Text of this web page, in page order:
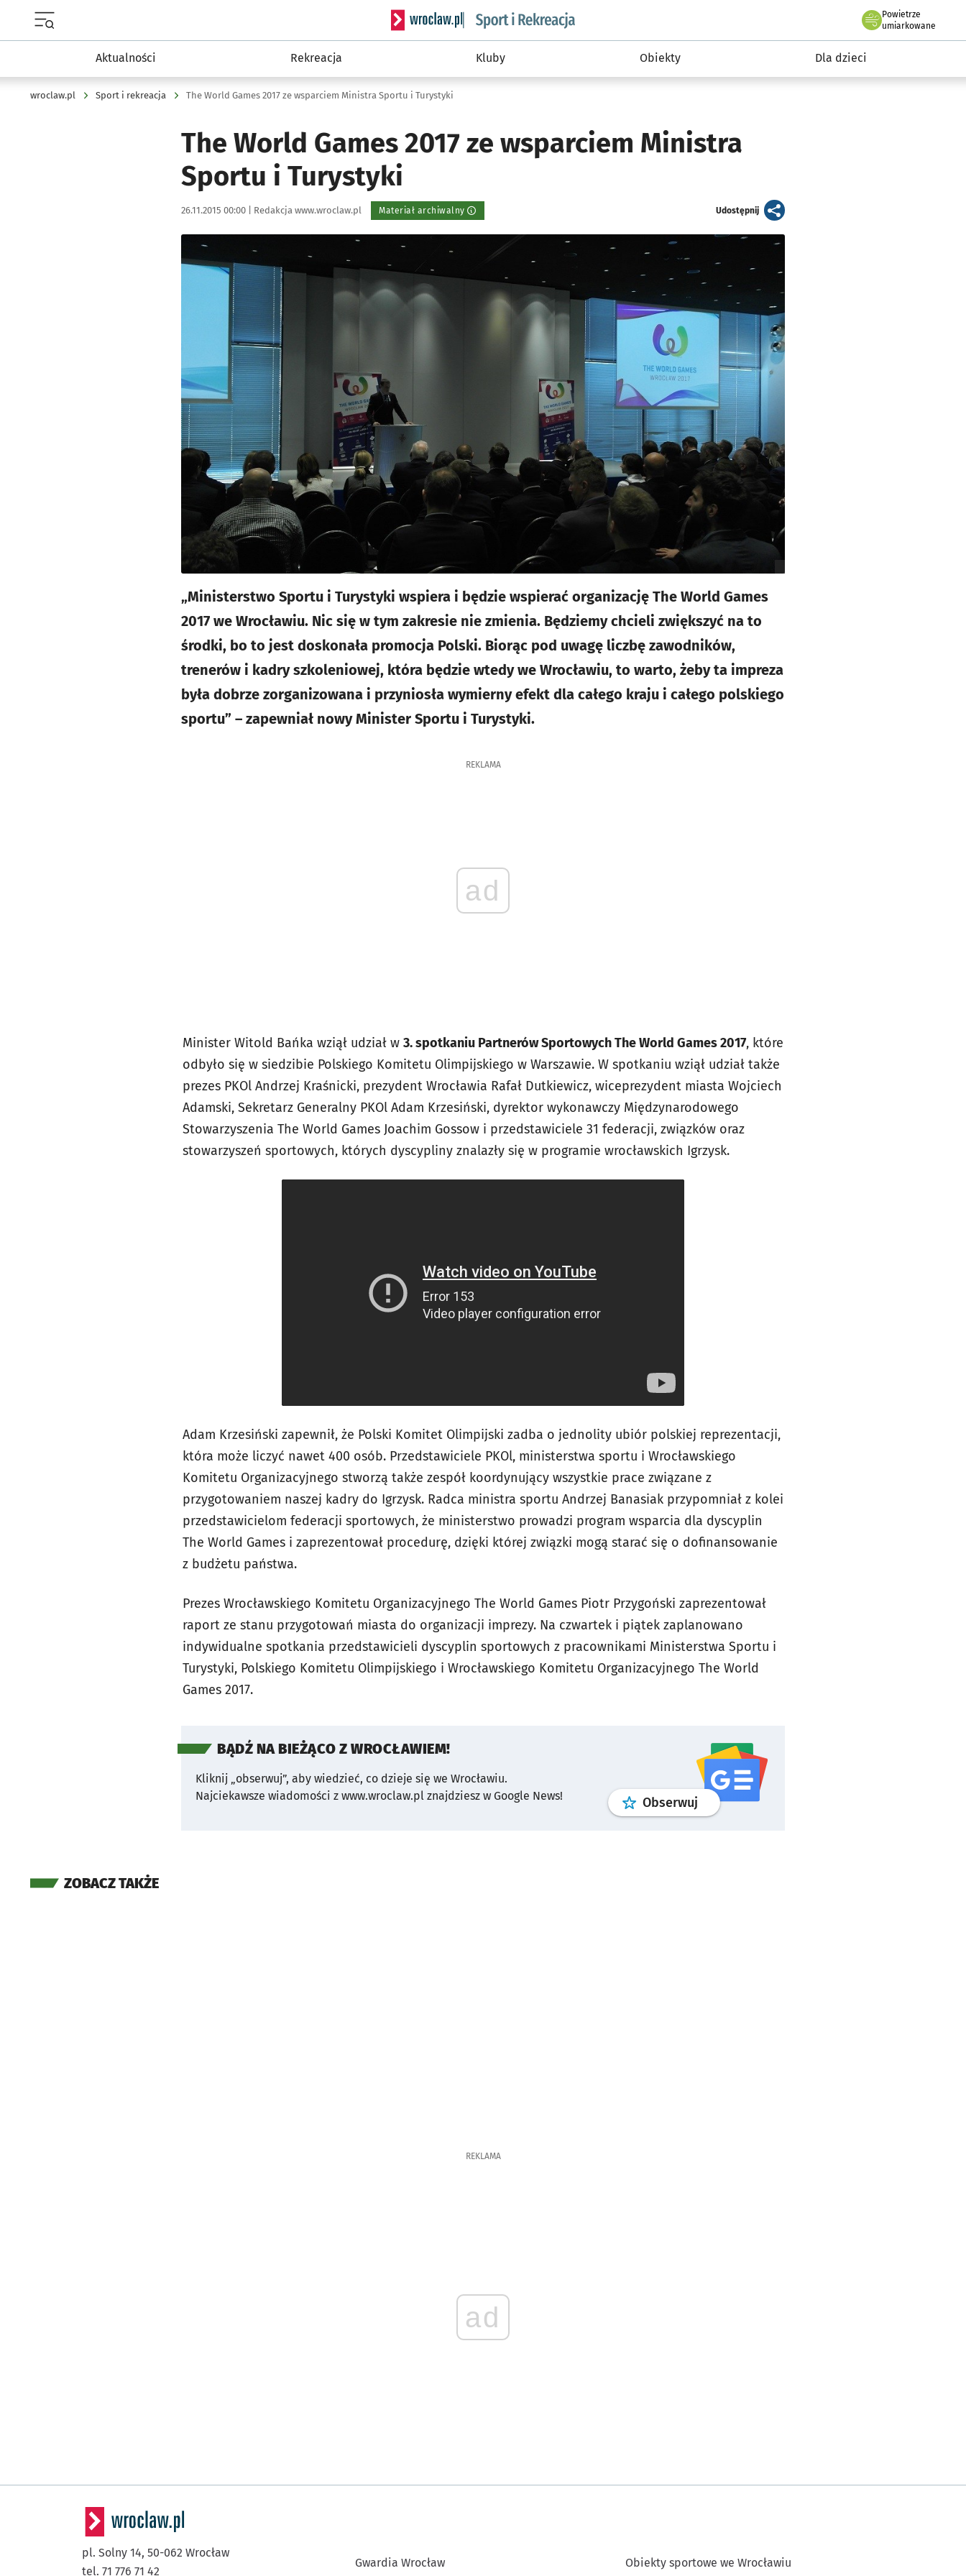
Serwis informacyjny wroclaw.pl podserwis: Sport i rekreacja
Powietrze
we Wrocławiu
umiarkowane
Aktualności Rekreacja Kluby Obiekty Dla dzieci
wroclaw.pl Sport i rekreacja The World Games 2017 ze wsparciem Ministra Sportu i Turystyki
The World Games 2017 ze wsparciem Ministra
Sportu i Turystyki
Data publikacji:
26.11.2015 00:00 | Autor:
Redakcja www.wroclaw.pl Materiał archiwalny Udostępnijartykuł
Kliknij, aby powiększyć
„Ministerstwo Sportu i Turystyki wspiera i będzie wspierać organizację The World Games
2017 we Wrocławiu. Nic się w tym zakresie nie zmienia. Będziemy chcieli zwiększyć na to
środki, bo to jest doskonała promocja Polski. Biorąc pod uwagę liczbę zawodników,
trenerów i kadry szkoleniowej, która będzie wtedy we Wrocławiu, to warto, żeby ta impreza
była dobrze zorganizowana i przyniosła wymierny efekt dla całego kraju i całego polskiego
sportu” – zapewniał nowy Minister Sportu i Turystyki.
REKLAMA
ad
Minister Witold Bańka wziął udział w 3. spotkaniu Partnerów Sportowych The World Games 2017, które
odbyło się w siedzibie Polskiego Komitetu Olimpijskiego w Warszawie. W spotkaniu wziął udział także
prezes PKOl Andrzej Kraśnicki, prezydent Wrocławia Rafał Dutkiewicz, wiceprezydent miasta Wojciech
Adamski, Sekretarz Generalny PKOl Adam Krzesiński, dyrektor wykonawczy Międzynarodowego
Stowarzyszenia The World Games Joachim Gossow i przedstawiciele 31 federacji, związków oraz
stowarzyszeń sportowych, których dyscypliny znalazły się w programie wrocławskich Igrzysk.
Adam Krzesiński zapewnił, że Polski Komitet Olimpijski zadba o jednolity ubiór polskiej reprezentacji,
która może liczyć nawet 400 osób. Przedstawiciele PKOl, ministerstwa sportu i Wrocławskiego
Komitetu Organizacyjnego stworzą także zespół koordynujący wszystkie prace związane z
przygotowaniem naszej kadry do Igrzysk. Radca ministra sportu Andrzej Banasiak przypomniał z kolei
przedstawicielom federacji sportowych, że ministerstwo prowadzi program wsparcia dla dyscyplin
The World Games i zaprezentował procedurę, dzięki której związki mogą starać się o dofinansowanie
z budżetu państwa.
Prezes Wrocławskiego Komitetu Organizacyjnego The World Games Piotr Przygoński zaprezentował
raport ze stanu przygotowań miasta do organizacji imprezy. Na czwartek i piątek zaplanowano
indywidualne spotkania przedstawicieli dyscyplin sportowych z pracownikami Ministerstwa Sportu i
Turystyki, Polskiego Komitetu Olimpijskiego i Wrocławskiego Komitetu Organizacyjnego The World
Games 2017.
BĄDŹ NA BIEŻĄCO Z WROCŁAWIEM!
Kliknij „obserwuj”, aby wiedzieć, co dzieje się we Wrocławiu.
Najciekawsze wiadomości z www.wroclaw.pl znajdziesz w Google News!
Obserwuj profilgoogle news
ZOBACZ TAKŻE
REKLAMA
ad
pl. Solny 14, 50-062 Wrocław
tel. 71 776 71 42
Gwardia Wrocław Obiekty sportowe we Wrocławiu